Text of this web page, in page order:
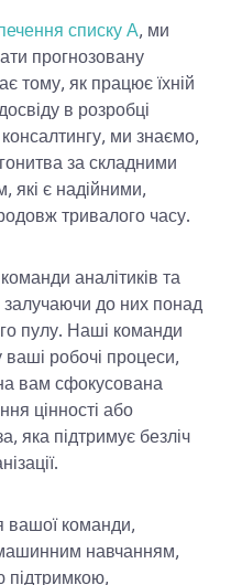
списку А, ми
прогнозовану
тому, як працює їхній
в розробці
ми знаємо,
за складними
які є надійними,
тривалого часу.
аналітиків та
залучаючи до них понад
пулу. Наші команди
ваші робочі процеси,
вам сфокусована
цінності або
яка підтримує безліч
команди,
навчанням,
підтримкою,